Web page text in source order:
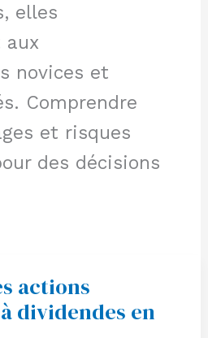
elles
aux
novices et
Comprendre
et risques
des décisions
actions
dividendes en